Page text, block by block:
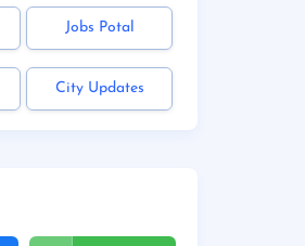
Jobs Potal
City Updates